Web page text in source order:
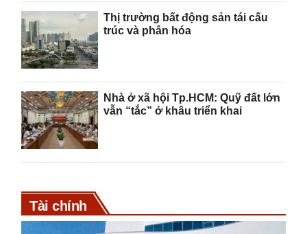
Thị trường bất động sản tái cấu
trúc và phân hóa
Nhà ở xã hội Tp.HCM: Quỹ đất lớn
vẫn “tắc” ở khâu triển khai
Tài chính